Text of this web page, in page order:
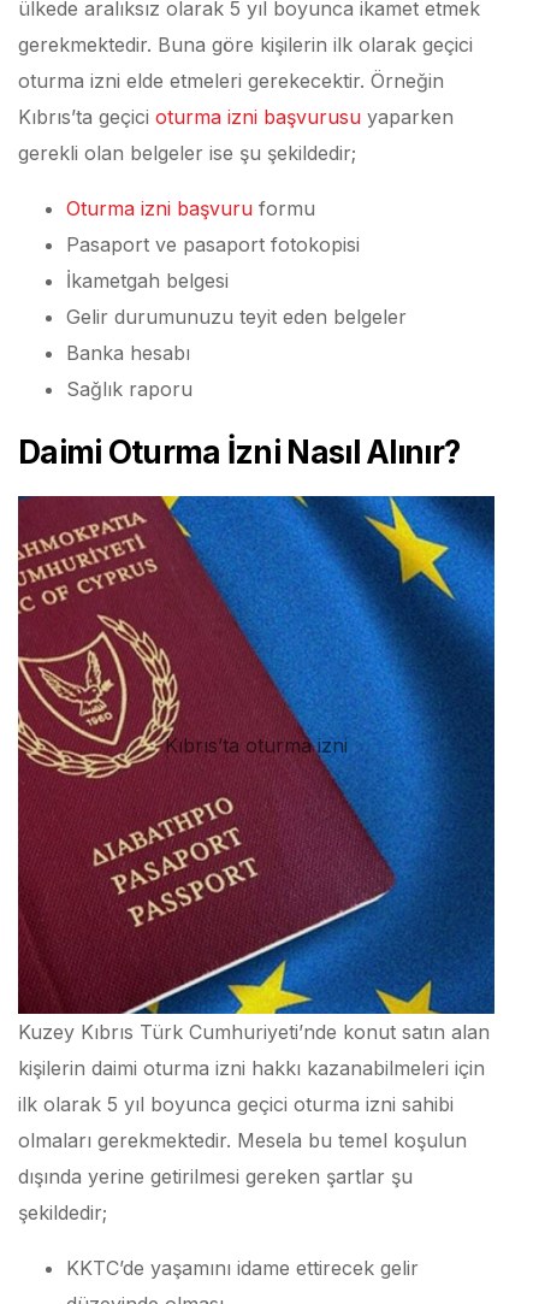
ülkede aralıksız olarak 5 yıl boyunca ikamet etmek
gerekmektedir. Buna göre kişilerin ilk olarak geçici
oturma izni elde etmeleri gerekecektir. Örneğin
Kıbrıs’ta geçici oturma izni başvurusu yaparken
gerekli olan belgeler ise şu şekildedir;
Oturma izni başvuru formu
Pasaport ve pasaport fotokopisi
İkametgah belgesi
Gelir durumunuzu teyit eden belgeler
Banka hesabı
Sağlık raporu
Daimi Oturma İzni Nasıl Alınır?
Kıbrıs’ta oturma izni
Kuzey Kıbrıs Türk Cumhuriyeti’nde konut satın alan
kişilerin daimi oturma izni hakkı kazanabilmeleri için
ilk olarak 5 yıl boyunca geçici oturma izni sahibi
olmaları gerekmektedir. Mesela bu temel koşulun
dışında yerine getirilmesi gereken şartlar şu
şekildedir;
KKTC’de yaşamını idame ettirecek gelir